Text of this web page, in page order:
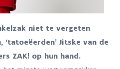
niet te vergeten
Jitske van de
ZAK! op hun hand.